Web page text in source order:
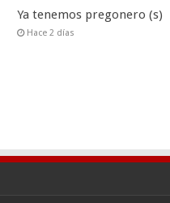
Ya tenemos pregonero (s)
Hace 2 días